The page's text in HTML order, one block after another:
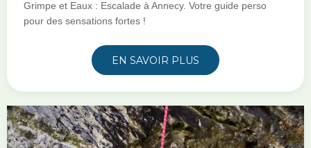
Grimpe et Eaux : Escalade à Annecy. Votre guide perso
pour des sensations fortes !
EN SAVOIR PLUS